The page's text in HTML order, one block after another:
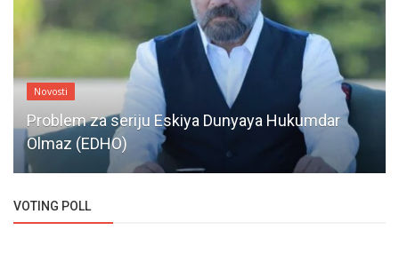
Novosti
Problem za seriju Eskiya Dunyaya Hukumdar
Olmaz (EDHO)
VOTING POLL